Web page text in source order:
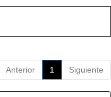
Anterior 1 Siguiente